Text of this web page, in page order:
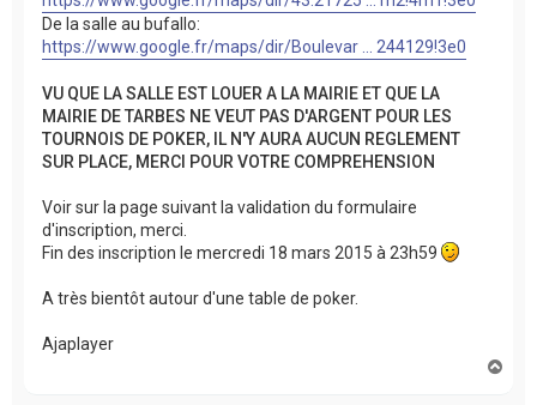
De la salle au bufallo:
https://www.google.fr/maps/dir/Boulevar ... 244129!3e0
VU QUE LA SALLE EST LOUER A LA MAIRIE ET QUE LA
MAIRIE DE TARBES NE VEUT PAS D'ARGENT POUR LES
TOURNOIS DE POKER, IL N'Y AURA AUCUN REGLEMENT
SUR PLACE, MERCI POUR VOTRE COMPREHENSION
Voir sur la page suivant la validation du formulaire
d'inscription, merci.
Fin des inscription le mercredi 18 mars 2015 à 23h59
A très bientôt autour d'une table de poker.
Ajaplayer